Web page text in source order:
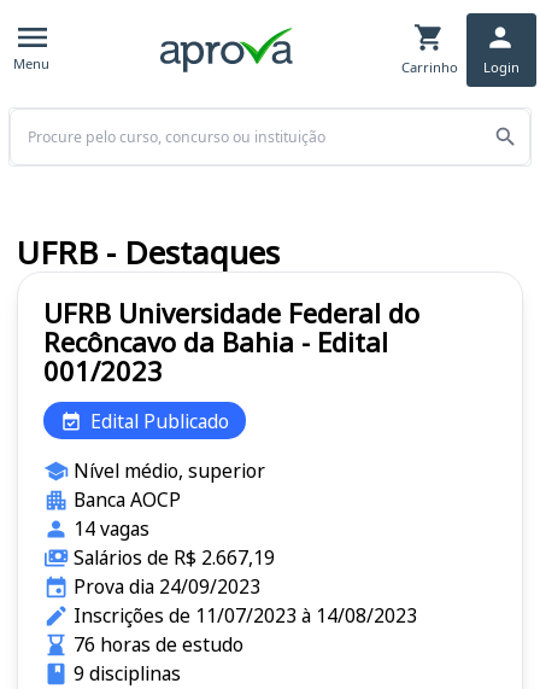
Menu Carrinho Login
Buscar
UFRB Universidade Federal do
Recôncavo da Bahia - Edital
001/2023
Edital Publicado
Nível médio, superior
Banca AOCP
14 vagas
Salários de R$ 2.667,19
Prova dia 24/09/2023
Inscrições de 11/07/2023 à 14/08/2023
76 horas de estudo
9 disciplinas
UFRB - Destaques